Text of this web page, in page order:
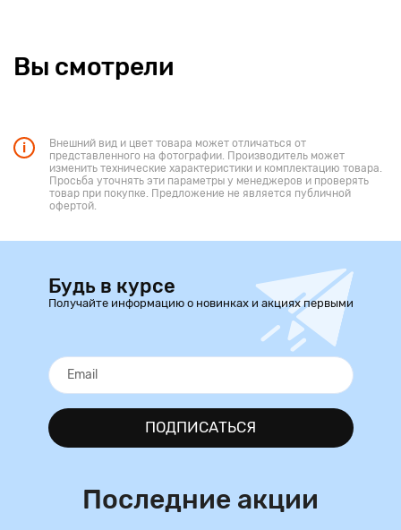
Вы смотрели
Внешний вид и цвет товара может отличаться от
представленного на фотографии. Производитель может
изменить технические характеристики и комплектацию товара.
Просьба уточнять эти параметры у менеджеров и проверять
товар при покупке. Предложение не является публичной
офертой.
Будь в курсе
Получайте информацию о новинках и акциях первыми
ПОДПИСАТЬСЯ
Последние акции